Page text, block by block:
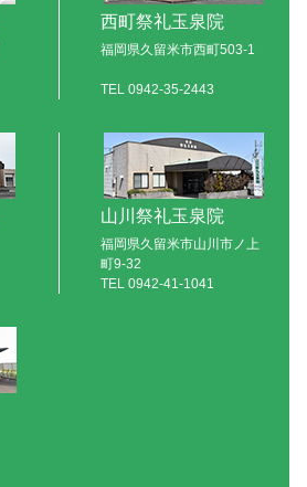
西町祭礼玉泉院
福岡県久留米市西町503-1
TEL 0942-35-2443
山川祭礼玉泉院
福岡県久留米市山川市ノ上
町9-32
TEL 0942-41-1041